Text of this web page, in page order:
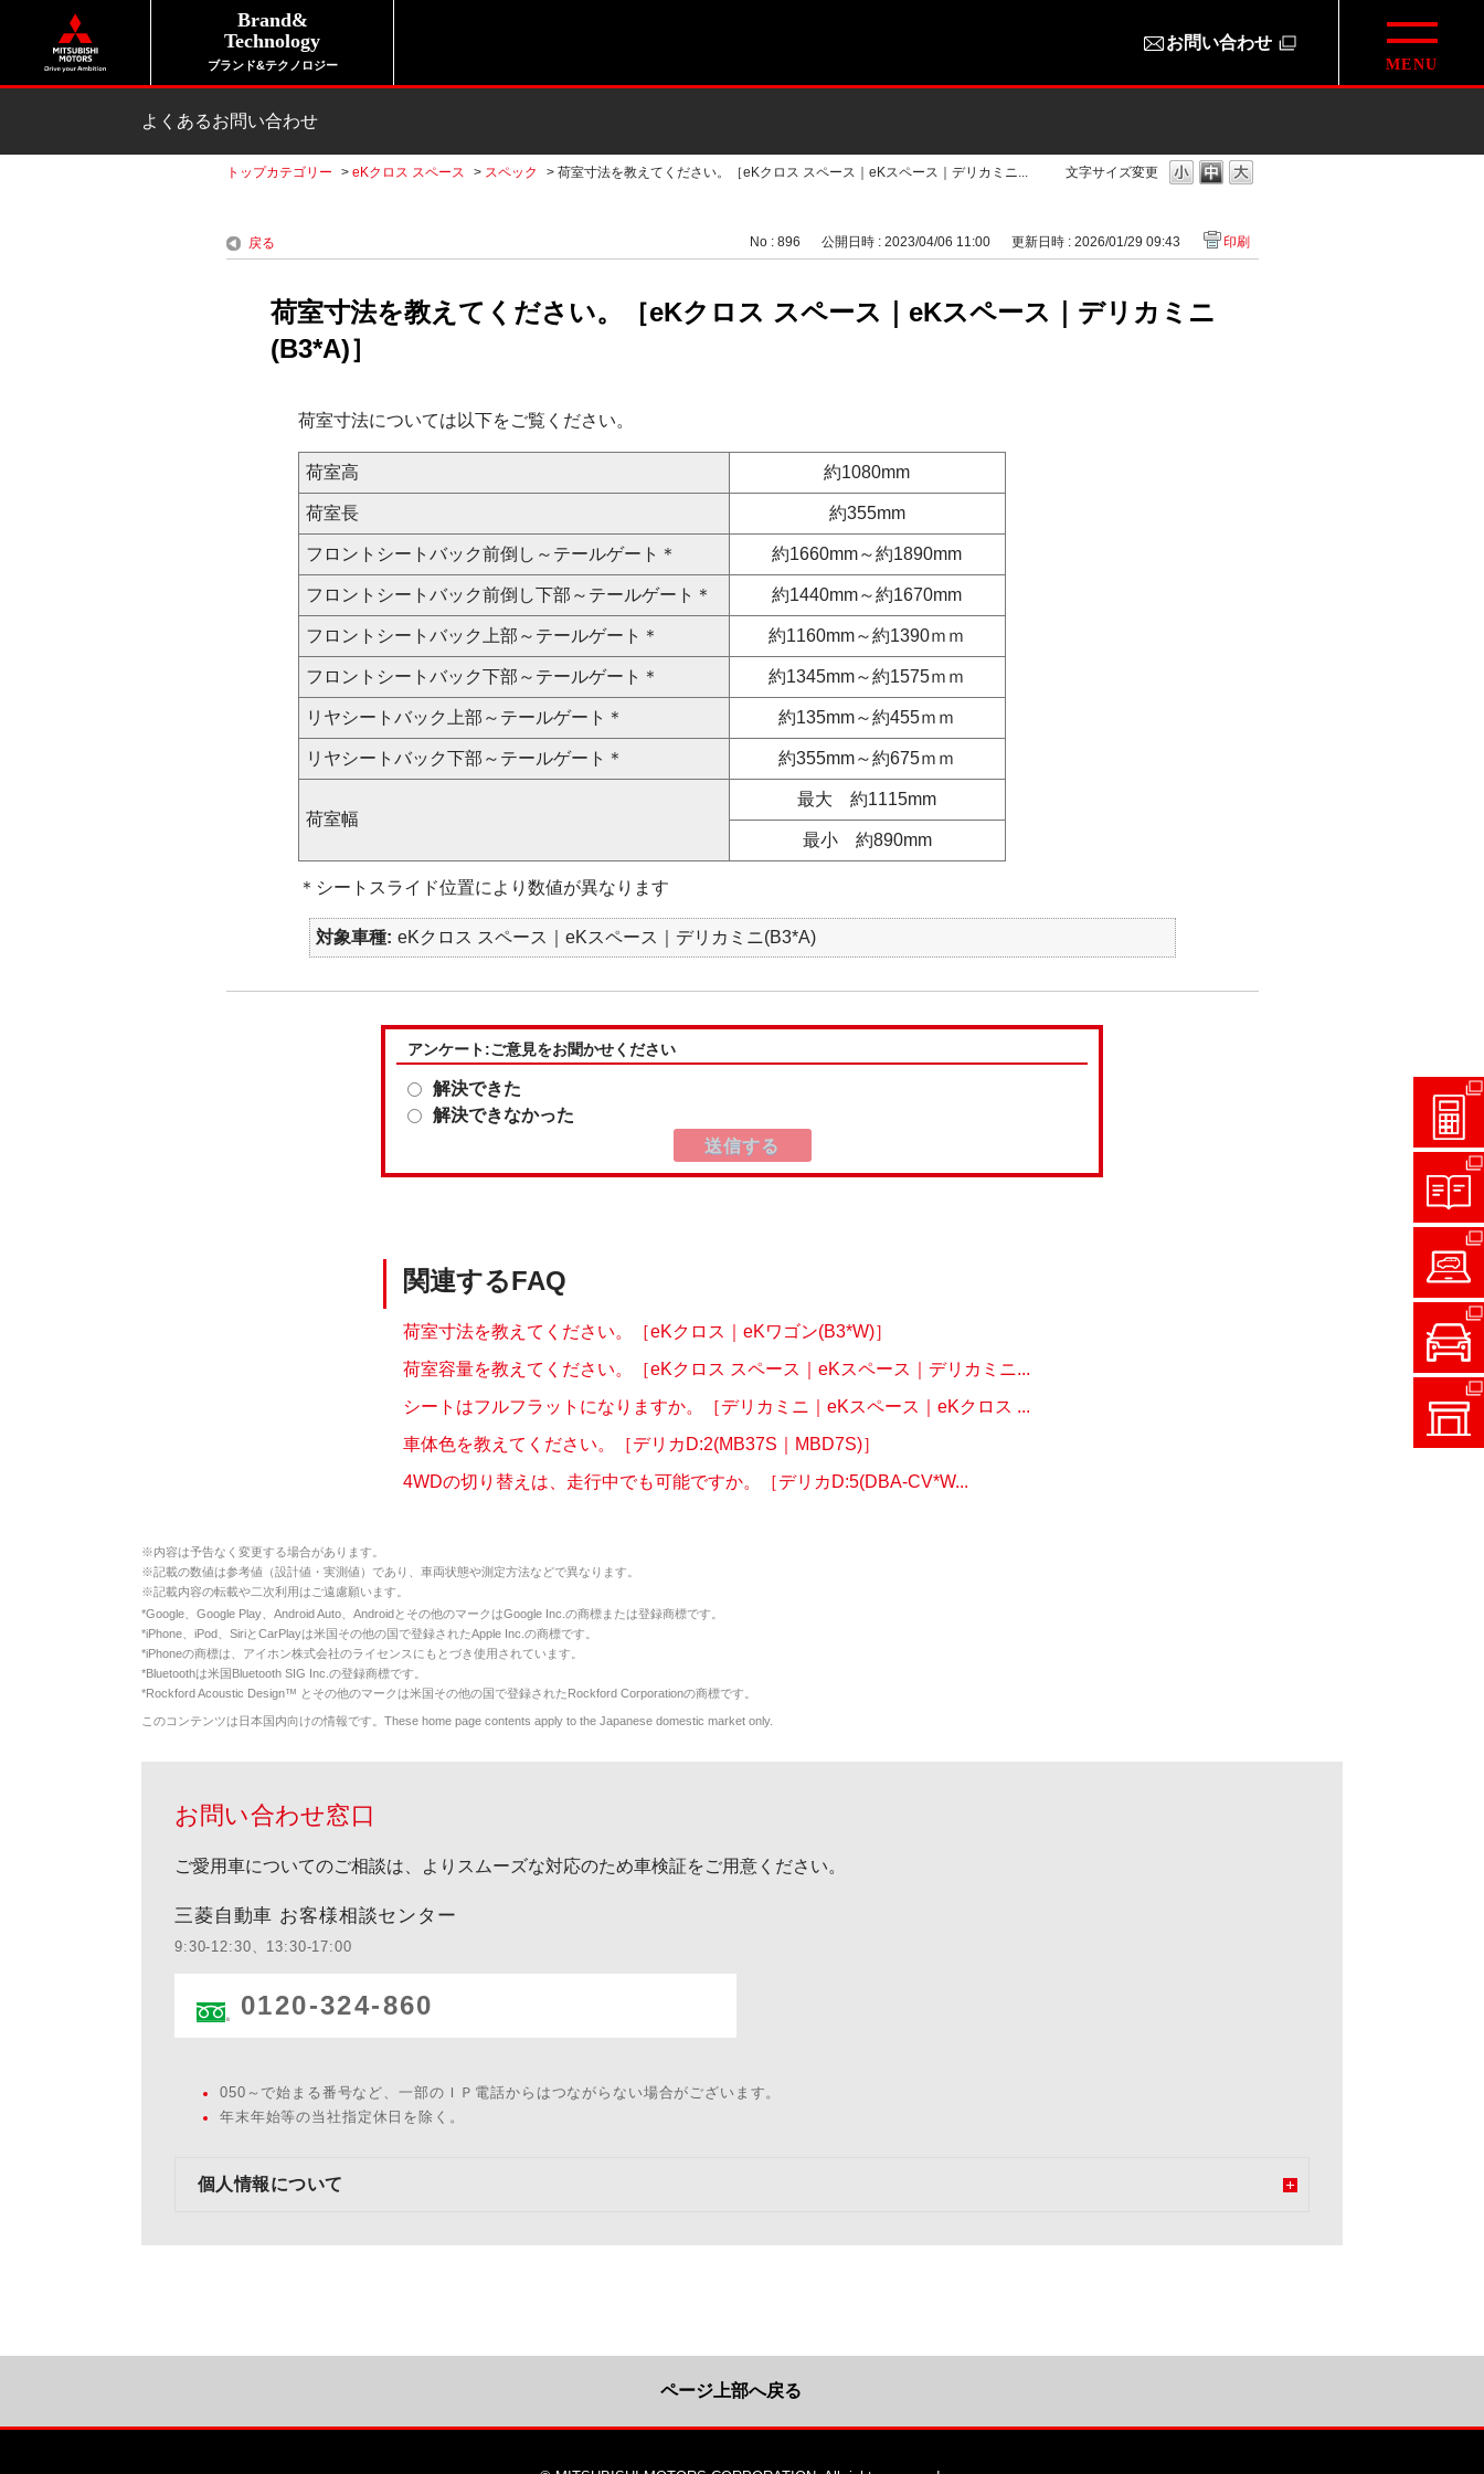
Brand&
Technology
ブランド&テクノロジー
お問い合わせ
よくあるお問い合わせ
文字サイズ変更
トップカテゴリー > eKクロス スペース > スペック > 荷室寸法を教えてください。［eKクロス スペース｜eKスペース｜デリカミニ...
戻る No : 896 公開日時 : 2023/04/06 11:00 更新日時 : 2026/01/29 09:43 印刷
荷室寸法を教えてください。［eKクロス スペース｜eKスペース｜デリカミニ
(B3*A)］
荷室寸法については以下をご覧ください。
荷室高 約1080mm
荷室長 約355mm
フロントシートバック前倒し～テールゲート＊ 約1660mm～約1890mm
フロントシートバック前倒し下部～テールゲート＊ 約1440mm～約1670mm
フロントシートバック上部～テールゲート＊ 約1160mm～約1390ｍｍ
フロントシートバック下部～テールゲート＊ 約1345mm～約1575ｍｍ
リヤシートバック上部～テールゲート＊ 約135mm～約455ｍｍ
リヤシートバック下部～テールゲート＊ 約355mm～約675ｍｍ
荷室幅
最大 約1115mm
最小 約890mm
＊シートスライド位置により数値が異なります
対象車種 eKクロス スペース｜eKスペース｜デリカミニ(B3*A)
アンケート:ご意見をお聞かせください
解決できた
解決できなかった
関連するFAQ
荷室寸法を教えてください。［eKクロス｜eKワゴン(B3*W)］
荷室容量を教えてください。［eKクロス スペース｜eKスペース｜デリカミニ...
シートはフルフラットになりますか。［デリカミニ｜eKスペース｜eKクロス ...
車体色を教えてください。［デリカD:2(MB37S｜MBD7S)］
4WDの切り替えは、走行中でも可能ですか。［デリカD:5(DBA-CV*W...
※内容は予告なく変更する場合があります。
※記載の数値は参考値（設計値・実測値）であり、車両状態や測定方法などで異なります。
※記載内容の転載や二次利用はご遠慮願います。
*Google、Google Play、Android Auto、Androidとその他のマークはGoogle Inc.の商標または登録商標です。
*iPhone、iPod、SiriとCarPlayは米国その他の国で登録されたApple Inc.の商標です。
*iPhoneの商標は、アイホン株式会社のライセンスにもとづき使用されています。
*Bluetoothは米国Bluetooth SIG Inc.の登録商標です。
*Rockford Acoustic Design™ とその他のマークは米国その他の国で登録されたRockford Corporationの商標です。
このコンテンツは日本国内向けの情報です。These home page contents apply to the Japanese domestic market only.
お問い合わせ窓口
ご愛用車についてのご相談は、よりスムーズな対応のため車検証をご用意ください。
三菱自動車 お客様相談センター
9:30-12:30、13:30-17:00
0120-324-860
050～で始まる番号など、一部のＩＰ電話からはつながらない場合がございます。
年末年始等の当社指定休日を除く。
個人情報について
ページ上部へ戻る